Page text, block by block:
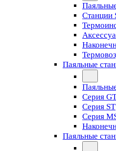
Станции
Паяльные
Серия
Серия ST
Серия
Паяльные